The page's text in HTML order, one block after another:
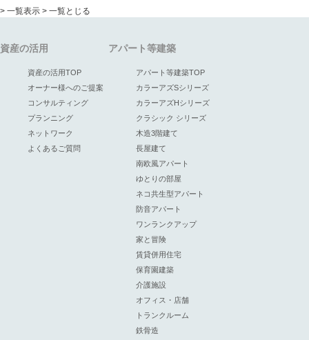
> 一覧表示 > 一覧とじる
資産の活用
資産の活用TOP
オーナー様へのご提案
コンサルティング
プランニング
ネットワーク
よくあるご質問
アパート等建築
アパート等建築TOP
カラーアズSシリーズ
カラーアズHシリーズ
クラシック シリーズ
木造3階建て
長屋建て
南欧風アパート
ゆとりの部屋
ネコ共生型アパート
防音アパート
ワンランクアップ
家と冒険
賃貸併用住宅
保育園建築
介護施設
オフィス・店舗
トランクルーム
鉄骨造